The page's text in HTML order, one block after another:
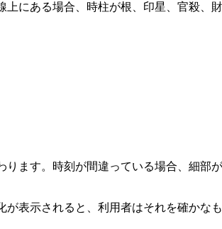
にある場合、時柱が根、印星、官殺、
ます。時刻が間違っている場合、細部
表示されると、利用者はそれを確かな